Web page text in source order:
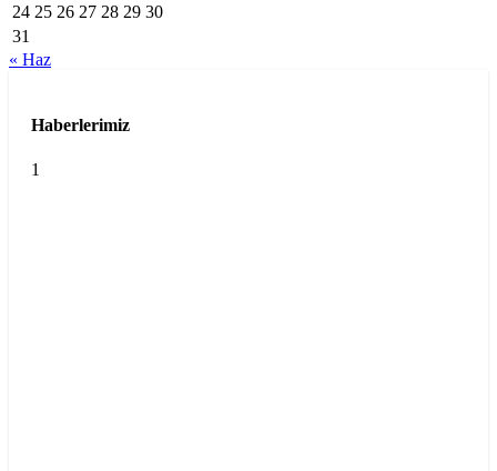
24 25 26 27 28 29 30
31
« Haz
Haberlerimiz
1